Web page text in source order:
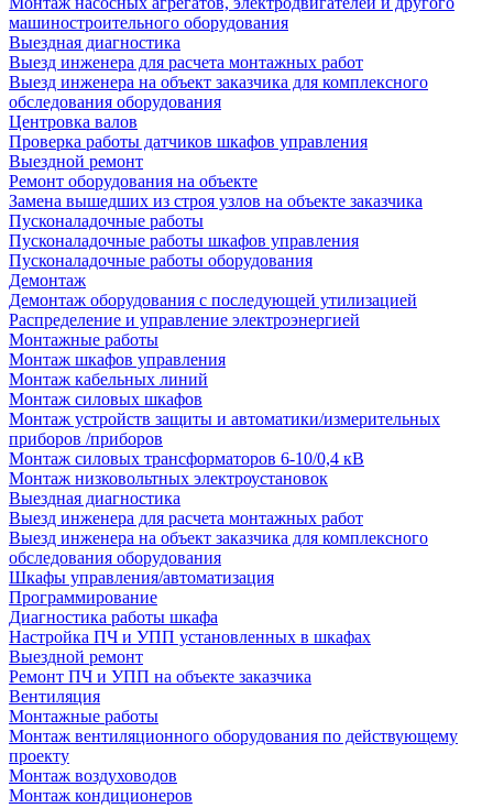
машиностроительного оборудования
Выездная диагностика
Выезд инженера для расчета монтажных работ
Выезд инженера на объект заказчика для комплексного
обследования оборудования
Центровка валов
Проверка работы датчиков шкафов управления
Выездной ремонт
Ремонт оборудования на объекте
Замена вышедших из строя узлов на объекте заказчика
Пусконаладочные работы
Пусконаладочные работы шкафов управления
Пусконаладочные работы оборудования
Демонтаж
Демонтаж оборудования с последующей утилизацией
Распределение и управление электроэнергией
Монтажные работы
Монтаж шкафов управления
Монтаж кабельных линий
Монтаж силовых шкафов
Монтаж устройств защиты и автоматики/измерительных
приборов /приборов
Монтаж силовых трансформаторов 6-10/0,4 кВ
Монтаж низковольтных электроустановок
Выездная диагностика
Выезд инженера для расчета монтажных работ
Выезд инженера на объект заказчика для комплексного
обследования оборудования
Шкафы управления/автоматизация
Программирование
Диагностика работы шкафа
Настройка ПЧ и УПП установленных в шкафах
Выездной ремонт
Ремонт ПЧ и УПП на объекте заказчика
Вентиляция
Монтажные работы
Монтаж вентиляционного оборудования по действующему
проекту
Монтаж воздуховодов
Монтаж кондиционеров